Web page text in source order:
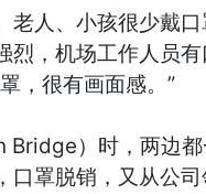
人、小孩很少戴
，机场工作人员
，很有画面感。”
）时，两边都
罩脱销，又从公